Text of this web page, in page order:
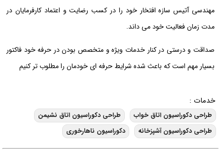
مهندسی آتیس سازه افتخار خود را در کسب رضایت و اعتماد کارفرمایان در
مدت زمان فعالیت خود می داند.
صداقت و درستی در کنار خدمات ویژه و متخصص بودن در حرفه خود فاکتور
بسیار مهم است که باعث شده شرایط حرفه ای خودمان را مطلوب تر کنیم
خدمات :
طراحی دکوراسیون اتاق خواب
طراحی دکوراسیون اتاق نشیمن
طراحی دکوراسیون آشپزخانه
دکوراسیون ناهارخوری